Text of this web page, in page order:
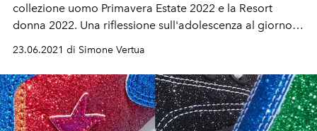
collezione uomo Primavera Estate 2022 e la Resort
donna 2022. Una riflessione sull'adolescenza al giorno
d'oggi con alcuni ricordi d'infanzia del designer
23.06.2021 di Simone Vertua